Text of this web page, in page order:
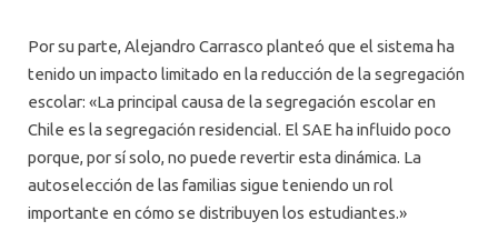
Por su parte, Alejandro Carrasco planteó que el sistema ha
tenido un impacto limitado en la reducción de la segregación
escolar: «La principal causa de la segregación escolar en
Chile es la segregación residencial. El SAE ha influido poco
porque, por sí solo, no puede revertir esta dinámica. La
autoselección de las familias sigue teniendo un rol
importante en cómo se distribuyen los estudiantes.»